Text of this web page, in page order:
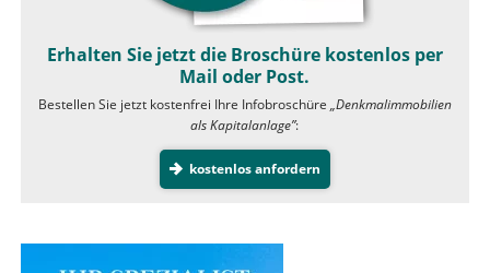
Erhalten Sie jetzt die Broschüre kostenlos per
Mail oder Post.
Bestellen Sie jetzt kostenfrei Ihre Infobroschüre „Denkmalimmobilien
als Kapitalanlage”:
kostenlos anfordern